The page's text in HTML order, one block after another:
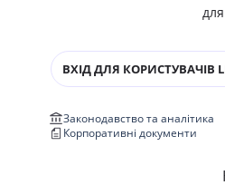
ВХІД ДЛЯ КОРИСТУВАЧІВ
Законодавство та аналітика
Корпоративні документи